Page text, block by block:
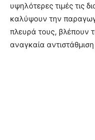
υψηλότερες τιμές τις
καλύψουν την
πλευρά τους, βλέπουν
αναγκαία αντιστάθμιση